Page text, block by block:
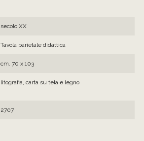
secolo XX
Tavola parietale didattica
cm. 70 x 103
litografia, carta su tela e legno
2707